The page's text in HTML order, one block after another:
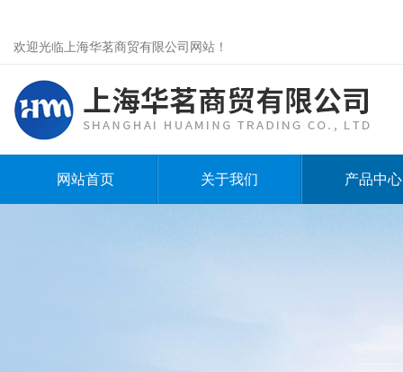
欢迎光临上海华茗商贸有限公司网站！
网站首页 关于我们 产品中心